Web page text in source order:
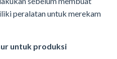
peralatan untuk merekam
untuk produksi